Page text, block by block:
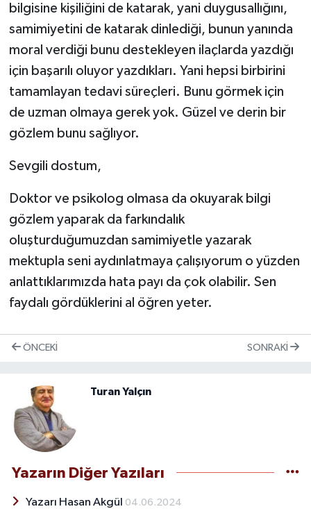
bilgisine kişiliğini de katarak, yani duygusallığını,
samimiyetini de katarak dinlediği, bunun yanında
moral verdiği bunu destekleyen ilaçlarda yazdığı
için başarılı oluyor yazdıkları. Yani hepsi birbirini
tamamlayan tedavi süreçleri. Bunu görmek için
de uzman olmaya gerek yok. Güzel ve derin bir
gözlem bunu sağlıyor.
Sevgili dostum,
Doktor ve psikolog olmasa da okuyarak bilgi
gözlem yaparak da farkındalık
oluşturduğumuzdan samimiyetle yazarak
mektupla seni aydınlatmaya çalışıyorum o yüzden
anlattıklarımızda hata payı da çok olabilir. Sen
faydalı gördüklerini al öğren yeter.
ÖNCEKI SONRAKI
Turan Yalçın
Yazarın Diğer Yazıları
Yazarı Hasan Akgül 04.06.2024